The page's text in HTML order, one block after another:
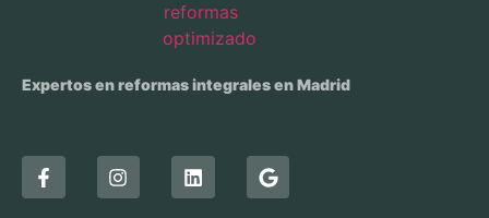
Expertos en reformas integrales en Madrid